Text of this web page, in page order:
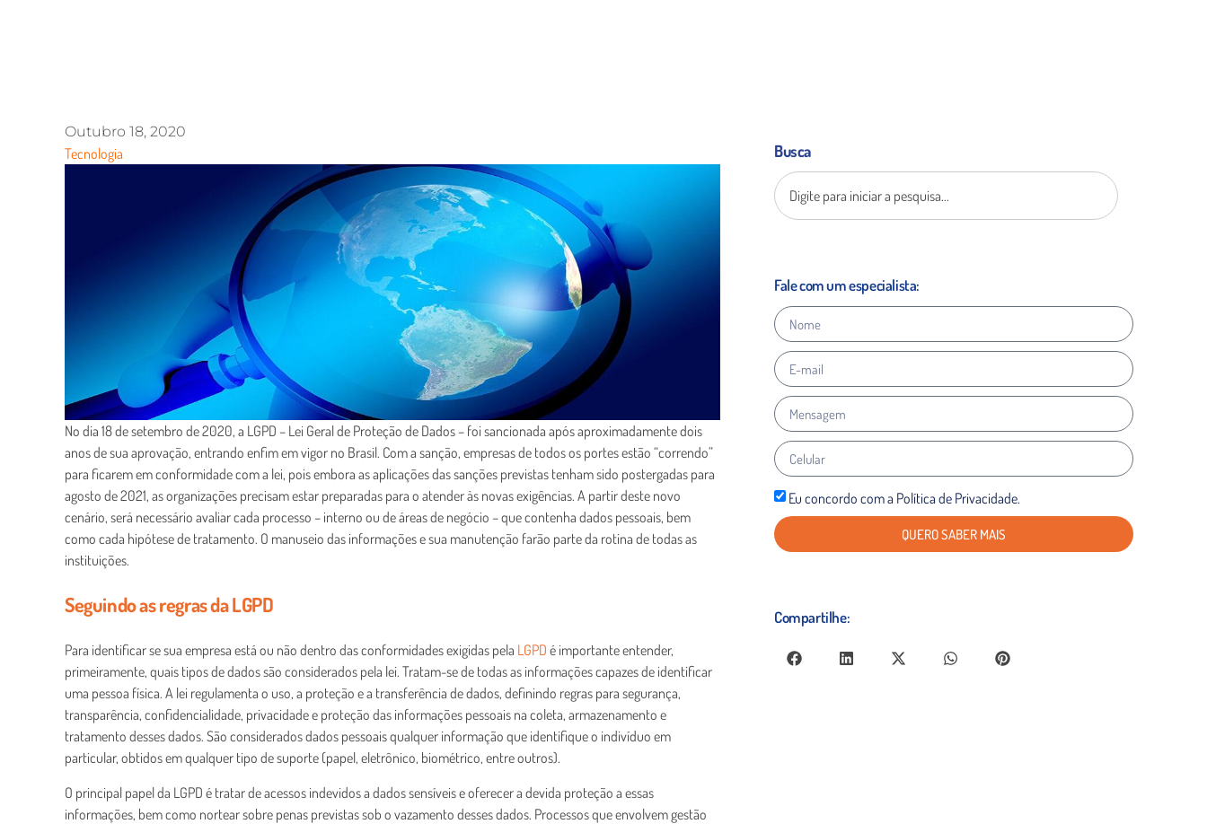
Outubro 18, 2020
Tecnologia
No dia 18 de setembro de 2020, a LGPD – Lei Geral de Proteção de Dados – foi sancionada após aproximadamente dois
anos de sua aprovação, entrando enfim em vigor no Brasil. Com a sanção, empresas de todos os portes estão “correndo”
para ficarem em conformidade com a lei, pois embora as aplicações das sanções previstas tenham sido postergadas para
agosto de 2021, as organizações precisam estar preparadas para o atender às novas exigências. A partir deste novo
cenário, será necessário avaliar cada processo – interno ou de áreas de negócio – que contenha dados pessoais, bem
como cada hipótese de tratamento. O manuseio das informações e sua manutenção farão parte da rotina de todas as
instituições.
Seguindo as regras da LGPD
Para identificar se sua empresa está ou não dentro das conformidades exigidas pela LGPD é importante entender,
primeiramente, quais tipos de dados são considerados pela lei. Tratam-se de todas as informações capazes de identificar
uma pessoa física. A lei regulamenta o uso, a proteção e a transferência de dados, definindo regras para segurança,
transparência, confidencialidade, privacidade e proteção das informações pessoais na coleta, armazenamento e
tratamento desses dados. São considerados dados pessoais qualquer informação que identifique o indivíduo em
particular, obtidos em qualquer tipo de suporte (papel, eletrônico, biométrico, entre outros).
O principal papel da LGPD é tratar de acessos indevidos a dados sensíveis e oferecer a devida proteção a essas
informações, bem como nortear sobre penas previstas sob o vazamento desses dados. Processos que envolvem gestão
Busca
Fale com um especialista:
Eu concordo com a Política de Privacidade.
QUERO SABER MAIS
Compartilhe: